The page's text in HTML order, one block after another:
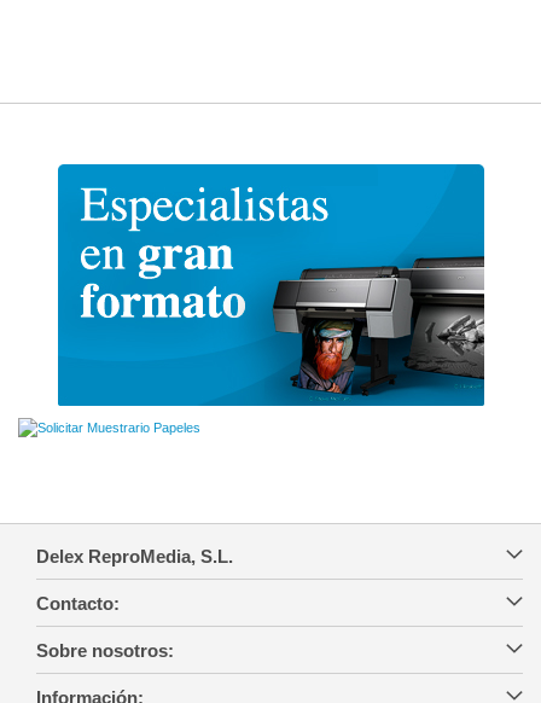
Delex ReproMedia, S.L.
Contacto:
Sobre nosotros:
Información: